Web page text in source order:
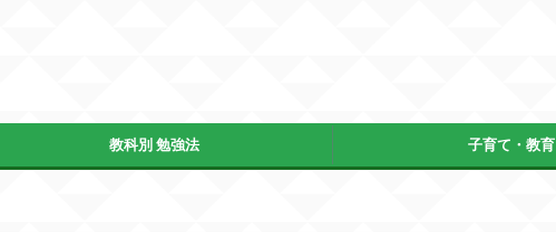
教科別 勉強法 子育て・教育